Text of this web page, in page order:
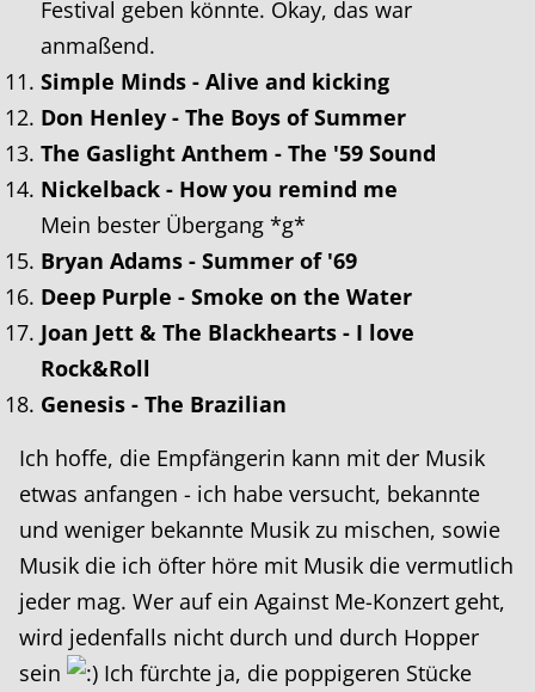
Festival geben könnte. Okay, das war
anmaßend.
Simple Minds - Alive and kicking
Don Henley - The Boys of Summer
The Gaslight Anthem - The '59 Sound
Nickelback - How you remind me
Mein bester Übergang *g*
Bryan Adams - Summer of '69
Deep Purple - Smoke on the Water
Joan Jett & The Blackhearts - I love
Rock&Roll
Genesis - The Brazilian
Ich hoffe, die Empfängerin kann mit der Musik
etwas anfangen - ich habe versucht, bekannte
und weniger bekannte Musik zu mischen, sowie
Musik die ich öfter höre mit Musik die vermutlich
jeder mag. Wer auf ein Against Me-Konzert geht,
wird jedenfalls nicht durch und durch Hopper
sein
Ich fürchte ja, die poppigeren Stücke